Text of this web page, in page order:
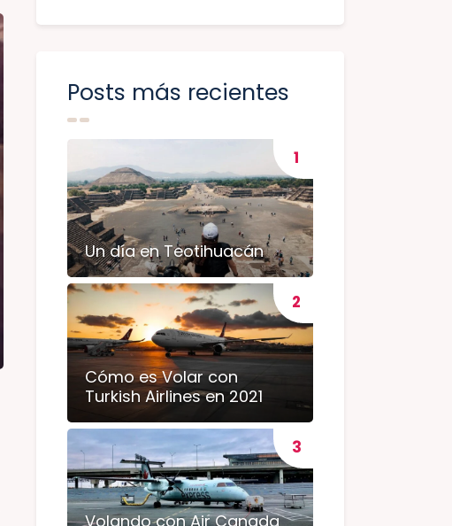
Posts más recientes
Un día en Teotihuacán
Cómo es Volar con
Turkish Airlines en 2021
Volando con Air Canada